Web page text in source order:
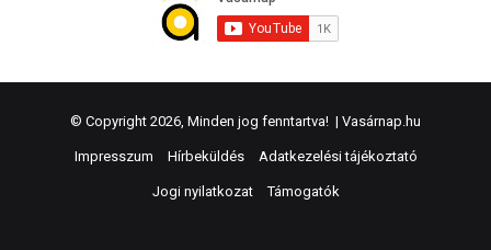
© Copyright 2026, Minden jog fenntartva! | Vasárnap.hu
Impresszum Hírbeküldés Adatkezelési tájékoztató
Jogi nyilatkozat Támogatók